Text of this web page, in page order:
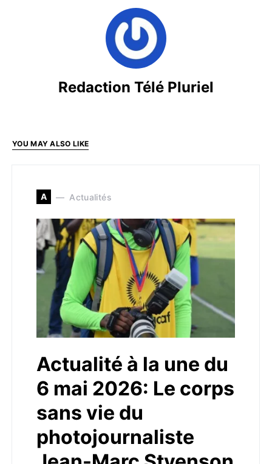
Redaction Télé Pluriel
YOU MAY ALSO LIKE
A Actualités
Actualité à la une du
6 mai 2026: Le corps
sans vie du
photojournaliste